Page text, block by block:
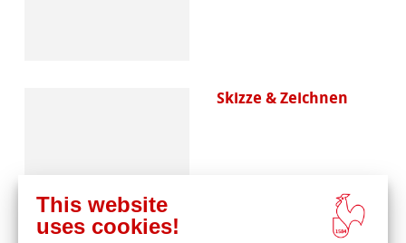
Skizze & Zeichnen
This website
uses cookies!